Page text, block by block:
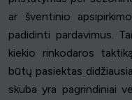
ar šventinio
padidinti pardavimus.
kiekio rinkodaros
būtų pasiektas
skuba yra pagrindiniai